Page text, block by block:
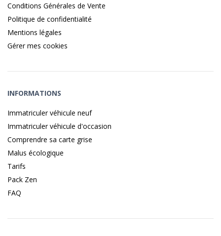
Conditions Générales de Vente
Politique de confidentialité
Mentions légales
Gérer mes cookies
INFORMATIONS
Immatriculer véhicule neuf
Immatriculer véhicule d'occasion
Comprendre sa carte grise
Malus écologique
Tarifs
Pack Zen
FAQ